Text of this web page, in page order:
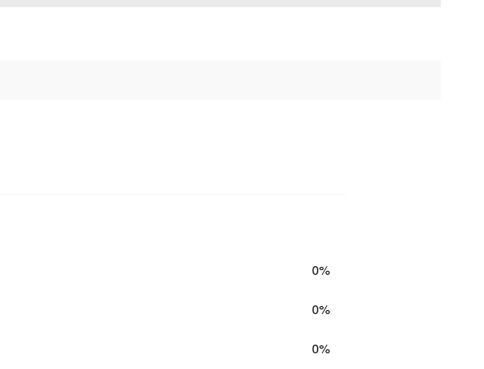
0%
0%
0%